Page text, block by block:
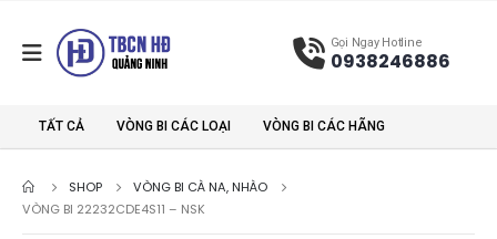
Gọi Ngay Hotline
0938246886
TẤT CẢ VÒNG BI CÁC LOẠI VÒNG BI CÁC HÃNG
SHOP
VÒNG BI CÀ NA, NHÀO
VÒNG BI 22232CDE4S11 – NSK